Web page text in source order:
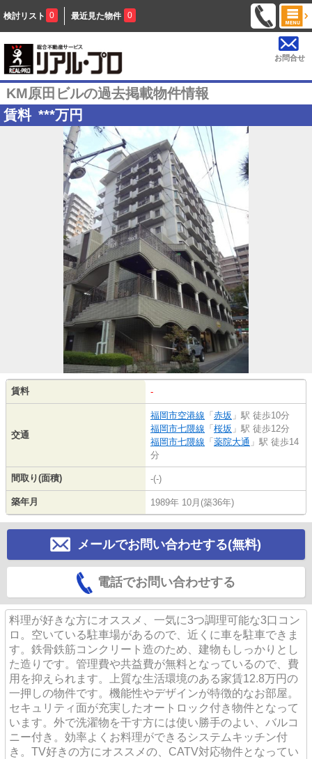
検討リスト 0 最近見た物件 0
お問合せ
KM原田ビルの過去掲載物件情報
賃料 ***万円
賃料 -
交通
福岡市空港線 「 赤坂 」駅 徒歩10分
福岡市七隈線 「 桜坂 」駅 徒歩12分
福岡市七隈線 「 薬院大通 」駅 徒歩14
分
間取り(面積) -(-)
築年月 1989年 10月(築36年)
メールでお問い合わせする(無料)
電話でお問い合わせする
料理が好きな方にオススメ、一気に3つ調理可能な3口コン
ロ。空いている駐車場があるので、近くに車を駐車できま
す。鉄骨鉄筋コンクリート造のため、建物もしっかりとし
た造りです。管理費や共益費が無料となっているので、費
用を抑えられます。上質な生活環境のある家賃12.8万円の
一押しの物件です。機能性やデザインが特徴的なお部屋。
セキュリティ面が充実したオートロック付き物件となって
います。外で洗濯物を干す方には使い勝手のよい、バルコ
ニー付き。効率よくお料理ができるシステムキッチン付
き。TV好きの方にオススメの、CATV対応物件となってい